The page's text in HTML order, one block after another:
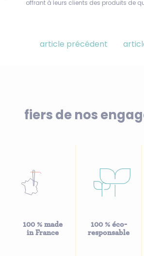
offrant à leurs clients des produits de
article précédent
fiers de nos
100 % made
in France
100 % éco-
responsable